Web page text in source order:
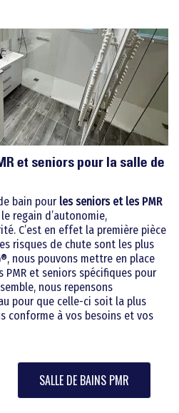
et seniors pour la salle de
bain pourles seniors et les PMR
regain d’autonomie,
C’est en effet la première pièce
risques de chute sont les plus
nous pouvons mettre en place
PMR et seniors spécifiques pour
nous repensons
pour que celle-ci soit la plus
conforme à vos besoins et vos
SALLE DE BAINS PMR